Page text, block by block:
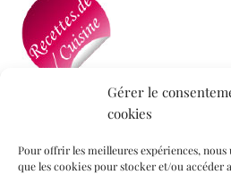
Gérer le
cookies
Pour offrir les meilleures expériences,
que les cookies pour stocker et/ou accéder
Mon blog a été sélectionné par